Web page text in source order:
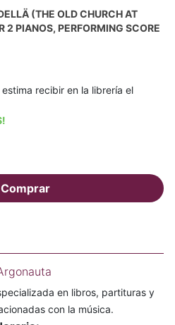
(THE OLD CHURCH AT
2 PIANOS, PERFORMING SCORE
recibir en la librería el
Comprar
en libros, partituras y
con la música.